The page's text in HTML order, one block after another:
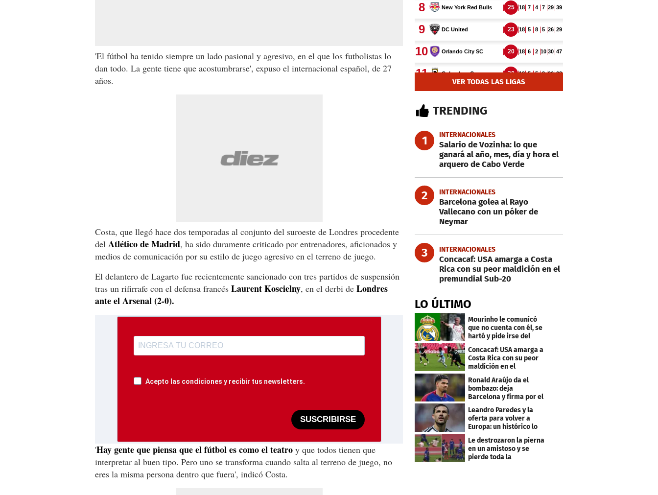
'El fútbol ha tenido siempre un lado pasional y agresivo, en el que los futbolistas lo
dan todo. La gente tiene que acostumbrarse', expuso el internacional español, de 27
años.
Costa, que llegó hace dos temporadas al conjunto del suroeste de Londres procedente
del Atlético de Madrid, ha sido duramente criticado por entrenadores, aficionados y
medios de comunicación por su estilo de juego agresivo en el terreno de juego.
El delantero de Lagarto fue recientemente sancionado con tres partidos de suspensión
tras un rifirrafe con el defensa francés Laurent Koscielny, en el derbi de Londres
ante el Arsenal (2-0).
Acepto las condiciones y recibir tus newsletters.
SUSCRIBIRSE
'Hay gente que piensa que el fútbol es como el teatro y que todos tienen que
interpretar al buen tipo. Pero uno se transforma cuando salta al terreno de juego, no
eres la misma persona dentro que fuera', indicó Costa.
VER TODAS LAS LIGAS
TRENDING
1 INTERNACIONALES
Salario de Vozinha: lo que
ganará al año, mes, día y hora el
arquero de Cabo Verde
2 INTERNACIONALES
Barcelona golea al Rayo
Vallecano con un póker de
Neymar
3 INTERNACIONALES
Concacaf: USA amarga a Costa
Rica con su peor maldición en el
premundial Sub-20
LO ÚLTIMO
Mourinho le comunicó
que no cuenta con él, se
hartó y pide irse del
Concacaf: USA amarga a
Costa Rica con su peor
maldición en el
premundial Sub-20
Ronald Araújo da el
bombazo: deja
Barcelona y firma por el
club menos pensado
Leandro Paredes y la
oferta para volver a
Europa: un histórico lo
Le destrozaron la pierna
en un amistoso y se
pierde toda la